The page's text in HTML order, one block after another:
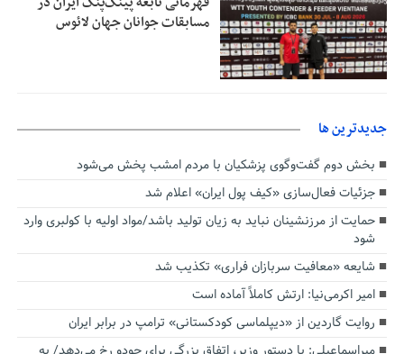
مسابقات جوانان جهان لائوس
جديدترين ها
بخش دوم گفت‌وگوی پزشکیان با مردم امشب پخش می‌شود
جزئیات فعال‌سازی «کیف پول ایران» اعلام شد
حمایت از مرزنشینان نباید به زیان تولید باشد/مواد اولیه با کولبری وارد
شود
شایعه «معافیت سربازان فراری» تکذیب شد
امیر اکرمی‌نیا: ارتش کاملاً آماده است
روایت گاردین از «دیپلماسی کودکستانی» ترامپ در برابر ایران